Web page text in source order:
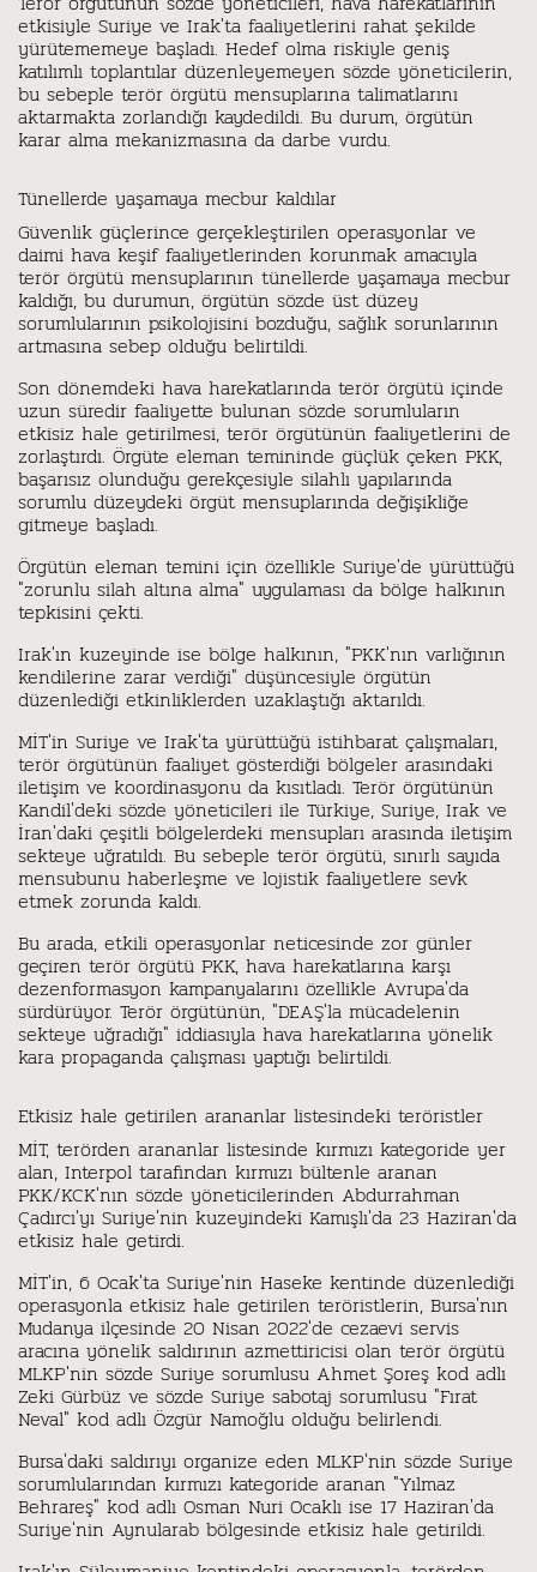
etkisiyle Suriye ve Irak'ta faaliyetlerini rahat şekilde
yürütememeye başladı. Hedef olma riskiyle geniş
katılımlı toplantılar düzenleyemeyen sözde yöneticilerin,
bu sebeple terör örgütü mensuplarına talimatlarını
aktarmakta zorlandığı kaydedildi. Bu durum, örgütün
karar alma mekanizmasına da darbe vurdu.
Tünellerde yaşamaya mecbur kaldılar
Güvenlik güçlerince gerçekleştirilen operasyonlar ve
daimi hava keşif faaliyetlerinden korunmak amacıyla
terör örgütü mensuplarının tünellerde yaşamaya mecbur
kaldığı, bu durumun, örgütün sözde üst düzey
sorumlularının psikolojisini bozduğu, sağlık sorunlarının
artmasına sebep olduğu belirtildi.
Son dönemdeki hava harekatlarında terör örgütü içinde
uzun süredir faaliyette bulunan sözde sorumluların
etkisiz hale getirilmesi, terör örgütünün faaliyetlerini de
zorlaştırdı. Örgüte eleman temininde güçlük çeken PKK,
başarısız olunduğu gerekçesiyle silahlı yapılarında
sorumlu düzeydeki örgüt mensuplarında değişikliğe
gitmeye başladı.
Örgütün eleman temini için özellikle Suriye'de yürüttüğü
"zorunlu silah altına alma" uygulaması da bölge halkının
tepkisini çekti.
Irak'ın kuzeyinde ise bölge halkının, "PKK'nın varlığının
kendilerine zarar verdiği" düşüncesiyle örgütün
düzenlediği etkinliklerden uzaklaştığı aktarıldı.
MİT'in Suriye ve Irak'ta yürüttüğü istihbarat çalışmaları,
terör örgütünün faaliyet gösterdiği bölgeler arasındaki
iletişim ve koordinasyonu da kısıtladı. Terör örgütünün
Kandil'deki sözde yöneticileri ile Türkiye, Suriye, Irak ve
İran'daki çeşitli bölgelerdeki mensupları arasında iletişim
sekteye uğratıldı. Bu sebeple terör örgütü, sınırlı sayıda
mensubunu haberleşme ve lojistik faaliyetlere sevk
etmek zorunda kaldı.
Bu arada, etkili operasyonlar neticesinde zor günler
geçiren terör örgütü PKK, hava harekatlarına karşı
dezenformasyon kampanyalarını özellikle Avrupa'da
sürdürüyor. Terör örgütünün, "DEAŞ'la mücadelenin
sekteye uğradığı" iddiasıyla hava harekatlarına yönelik
kara propaganda çalışması yaptığı belirtildi.
Etkisiz hale getirilen arananlar listesindeki teröristler
MİT, terörden arananlar listesinde kırmızı kategoride yer
alan, Interpol tarafından kırmızı bültenle aranan
PKK/KCK'nın sözde yöneticilerinden Abdurrahman
Çadırcı'yı Suriye'nin kuzeyindeki Kamışlı'da 23 Haziran'da
etkisiz hale getirdi.
MİT'in, 6 Ocak'ta Suriye'nin Haseke kentinde düzenlediği
operasyonla etkisiz hale getirilen teröristlerin, Bursa'nın
Mudanya ilçesinde 20 Nisan 2022'de cezaevi servis
aracına yönelik saldırının azmettiricisi olan terör örgütü
MLKP'nin sözde Suriye sorumlusu Ahmet Şoreş kod adlı
Zeki Gürbüz ve sözde Suriye sabotaj sorumlusu "Fırat
Neval" kod adlı Özgür Namoğlu olduğu belirlendi.
Bursa'daki saldırıyı organize eden MLKP'nin sözde Suriye
sorumlularından kırmızı kategoride aranan "Yılmaz
Behrareş" kod adlı Osman Nuri Ocaklı ise 17 Haziran'da
Suriye'nin Aynularab bölgesinde etkisiz hale getirildi.